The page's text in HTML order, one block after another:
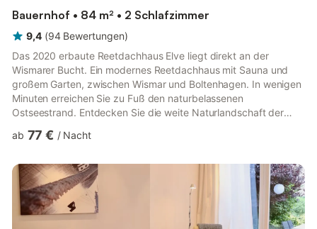
Bauernhof • 84 m² • 2 Schlafzimmer
9,4 (94 Bewertungen)
Das 2020 erbaute Reetdachhaus Elve liegt direkt an der
Wismarer Bucht. Ein modernes Reetdachhaus mit Sauna und
großem Garten, zwischen Wismar und Boltenhagen. In wenigen
Minuten erreichen Sie zu Fuß den naturbelassenen
Ostseestrand. Entdecken Sie die weite Naturlandschaft der
Sonne und die gute Ostseeluft in Ihrem eigenen Garten. Das
ausgestattete Küche, zwei Bäder, zwei Schlafzimmer (zwei
Einzelbetten und ein Doppelbett; ausgestattet mit gemütlichen
Taschenfederkernmatratzen)...
ab 77 € / Nacht